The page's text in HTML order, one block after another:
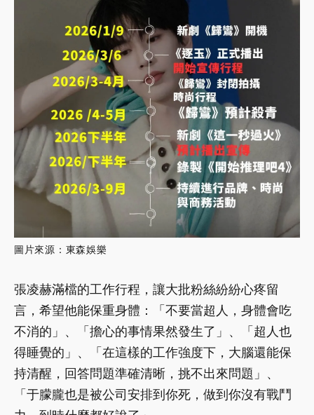
圖片來源：東森娛樂
張凌赫滿檔的工作行程，讓大批粉絲紛紛心疼留
言，希望他能保重身體：「不要當超人，身體會吃
不消的」、「擔心的事情果然發生了」、「超人也
得睡覺的」、「在這樣的工作強度下，大腦還能保
持清醒，回答問題準確清晰，挑不出來問題」、
「于朦朧也是被公司安排到你死，做到你沒有戰鬥